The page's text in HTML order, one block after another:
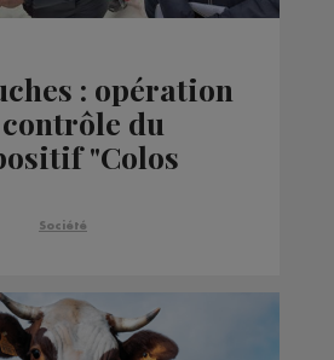
: opération
du
"Colos
Société